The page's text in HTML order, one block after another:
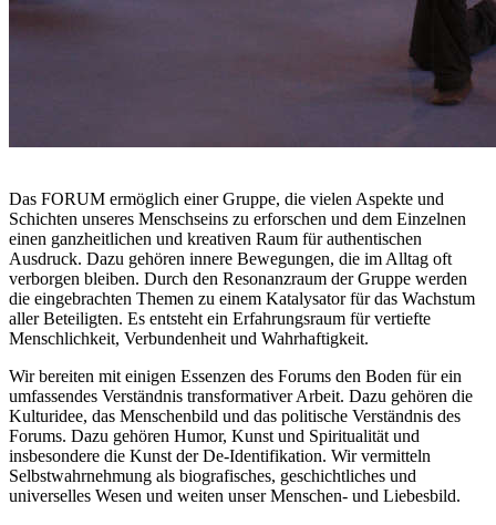
Das FORUM ermöglich einer Gruppe, die vielen Aspekte und
Schichten unseres Menschseins zu erforschen und dem Einzelnen
einen ganzheitlichen und kreativen Raum für authentischen
Ausdruck. Dazu gehören innere Bewegungen, die im Alltag oft
verborgen bleiben. Durch den Resonanzraum der Gruppe werden
die eingebrachten Themen zu einem Katalysator für das Wachstum
aller Beteiligten. Es entsteht ein Erfahrungsraum für vertiefte
Menschlichkeit, Verbundenheit und Wahrhaftigkeit.
Wir bereiten mit einigen Essenzen des Forums den Boden für ein
umfassendes Verständnis transformativer Arbeit. Dazu gehören die
Kulturidee, das Menschenbild und das politische Verständnis des
Forums. Dazu gehören Humor, Kunst und Spiritualität und
insbesondere die Kunst der De-Identifikation. Wir vermitteln
Selbstwahrnehmung als biografisches, geschichtliches und
universelles Wesen und weiten unser Menschen- und Liebesbild.